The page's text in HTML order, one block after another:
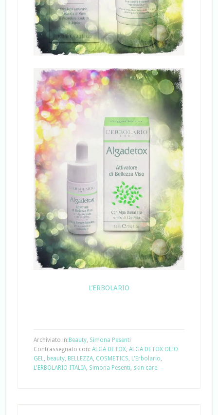
L’ERBOLARIO
Archiviato in:Beauty, Simona Pesenti
Contrassegnato con: ALGA DETOX ALGA DETOX OLIO
GEL
beauty, BELLEZZA, COSMETICS L'Erbolario
L'ERBOLARIO ITALIA, Simona Pesenti skin care